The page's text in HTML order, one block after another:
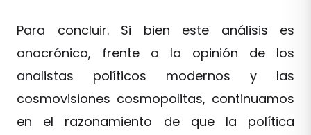
Para concluir. Si bien este análisis es
anacrónico, frente a la opinión de los
analistas políticos modernos y las
cosmovisiones cosmopolitas, continuamos
en el razonamiento de que la política